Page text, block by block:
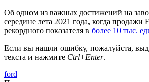
Об одном из важных достижений на
середине лета 2021 года, когда продажи
рекордного показателя в более 10 тыс.
Если вы нашли ошибку, пожалуйста,
текста и нажмите Ctrl+Enter.
ford